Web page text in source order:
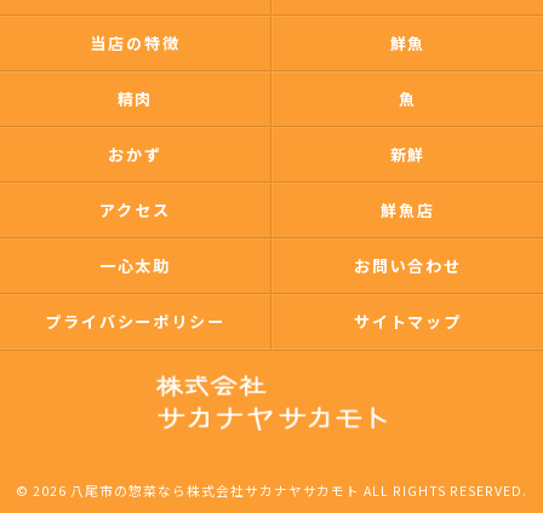
当店の特徴 鮮魚
精肉 魚
おかず 新鮮
アクセス 鮮魚店
一心太助 お問い合わせ
プライバシーポリシー サイトマップ
© 2026 八尾市の惣菜なら株式会社サカナヤサカモト ALL RIGHTS RESERVED.